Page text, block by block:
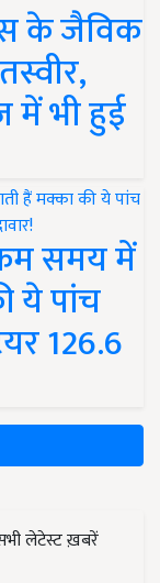
के जैविक
में भी हुई
समय में
ये पांच
126.6
लेटेस्ट ख़बरें